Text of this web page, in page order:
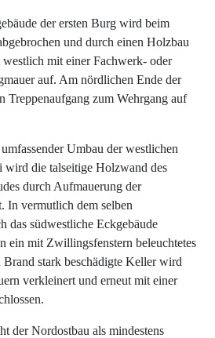
der ersten Burg wird beim
und durch einen Holzbau
mit einer Fachwerk- oder
auf. Am nördlichen Ende der
Treppenaufgang zum Wehrgang auf
Umbau der westlichen
wird die talseitige Holzwand des
durch Aufmauerung der
In vermutlich dem selben
das südwestliche Eckgebäude
ein mit Zwillingsfenstern beleuchtetes
Brand stark beschädigte Keller wird
verkleinert und erneut mit einer
der Nordostbau als mindestens